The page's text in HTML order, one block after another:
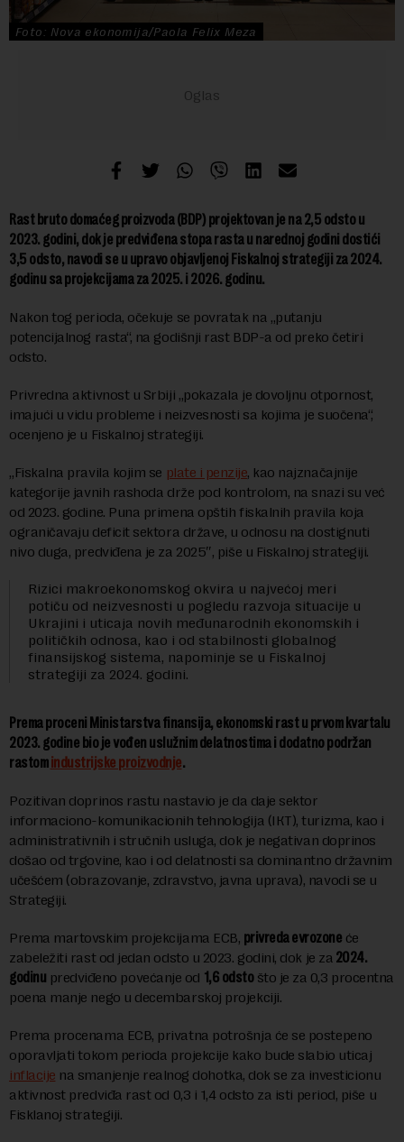
Foto: Nova ekonomija/Paola Felix Meza
Rast bruto domaćeg proizvoda (BDP) projektovan je na 2,5 odsto u
2023. godini, dok je predviđena stopa rasta u narednoj godini dostići
3,5 odsto, navodi se u upravo objavljenoj Fiskalnoj strategiji za 2024.
godinu sa projekcijama za 2025. i 2026. godinu.
Nakon tog perioda, očekuje se povratak na „putanju
potencijalnog rasta“, na godišnji rast BDP-a od preko četiri
odsto.
Privredna aktivnost u Srbiji „pokazala je dovoljnu otpornost,
imajući u vidu probleme i neizvesnosti sa kojima je suočena“,
ocenjeno je u Fiskalnoj strategiji.
„Fiskalna pravila kojim se plate i penzije, kao najznačajnije
kategorije javnih rashoda drže pod kontrolom, na snazi su već
od 2023. godine. Puna primena opštih fiskalnih pravila koja
ograničavaju deficit sektora države, u odnosu na dostignuti
nivo duga, predviđena je za 2025″, piše u Fiskalnoj strategiji.
Rizici makroekonomskog okvira u najvećoj meri
potiču od neizvesnosti u pogledu razvoja situacije u
Ukrajini i uticaja novih međunarodnih ekonomskih i
političkih odnosa, kao i od stabilnosti globalnog
finansijskog sistema, napominje se u Fiskalnoj
strategiji za 2024. godini.
Prema proceni Ministarstva finansija, ekonomski rast u prvom kvartalu
2023. godine bio je vođen uslužnim delatnostima i dodatno podržan
rastomindustrijske proizvodnje.
Pozitivan doprinos rastu nastavio je da daje sektor
informaciono-komunikacionih tehnologija (IКT), turizma, kao i
administrativnih i stručnih usluga, dok je negativan doprinos
došao od trgovine, kao i od delatnosti sa dominantno državnim
učešćem (obrazovanje, zdravstvo, javna uprava), navodi se u
Strategiji.
Prema martovskim projekcijama ECB, privreda evrozone će
zabeležiti rast od jedan odsto u 2023. godini, dok je za 2024.
godinu predviđeno povećanje od 1,6 odstošto je za 0,3 procentna
poena manje nego u decembarskoj projekciji.
Prema procenama ECB, privatna potrošnja će se postepeno
oporavljati tokom perioda projekcije kako bude slabio uticaj
inflacije na smanjenje realnog dohotka, dok se za investicionu
aktivnost predviđa rast od 0,3 i 1,4 odsto za isti period, piše u
Fisklanoj strategiji.